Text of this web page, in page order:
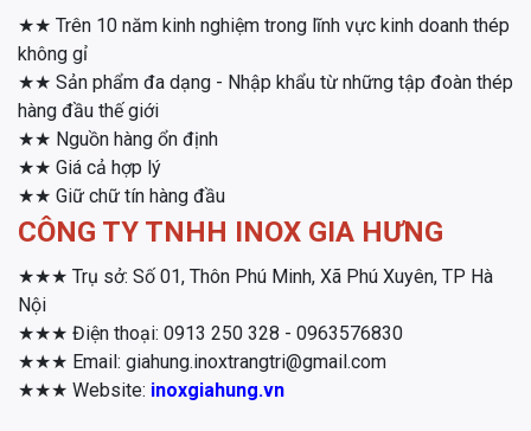
★★ Trên 10 năm kinh nghiệm trong lĩnh vực kinh doanh thép
không gỉ
★★ Sản phẩm đa dạng - Nhập khẩu từ những tập đoàn thép
hàng đầu thế giới
★★ Nguồn hàng ổn định
★★ Giá cả hợp lý
★★ Giữ chữ tín hàng đầu
CÔNG TY TNHH INOX GIA HƯNG
★★★ Trụ sở: Số 01, Thôn Phú Minh, Xã Phú Xuyên, TP Hà
Nội
★★★ Điện thoại: 0913 250 328 - 0963576830
★★★ Email: giahung.inoxtrangtri@gmail.com
★★★ Website: inoxgiahung.vn